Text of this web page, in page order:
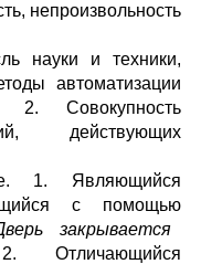
непроизвольность
науки и техники,
автоматизации
2. Совокупность
действующих
1. Являющийся
с помощью
закрывается
Отличающийся